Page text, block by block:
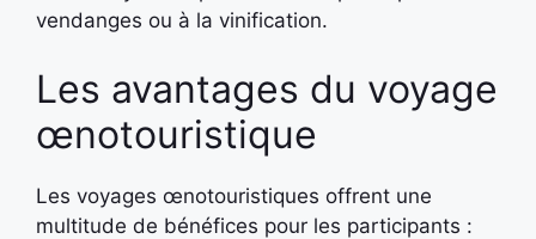
vendanges ou à la vinification.
Les avantages du voyage
œnotouristique
Les voyages œnotouristiques offrent une
multitude de bénéfices pour les participants :